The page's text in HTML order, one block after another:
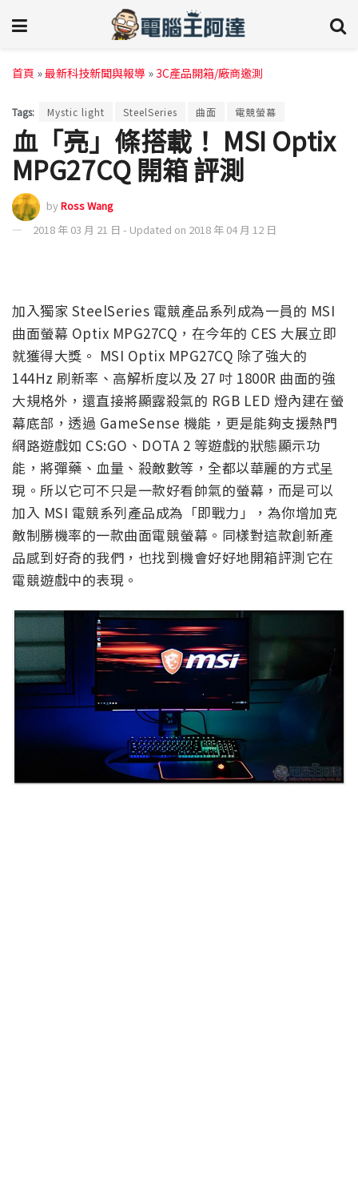
首頁 »最新科技新聞與報導 »3C產品開箱/廠商邀測
Tags: Mystic light SteelSeries 曲面 電競螢幕
血「亮」條搭載！ MSI Optix
MPG27CQ 開箱 評測
byRoss Wang
2018 年 03 月 21 日 - Updated on 2018 年 04 月 12 日
加入獨家 SteelSeries 電競產品系列成為一員的 MSI
曲面螢幕 Optix MPG27CQ，在今年的 CES 大展立即
就獲得大獎。 MSI Optix MPG27CQ 除了強大的
144Hz 刷新率、高解析度以及 27 吋 1800R 曲面的強
大規格外，還直接將顯露殺氣的 RGB LED 燈內建在螢
幕底部，透過 GameSense 機能，更是能夠支援熱門
網路遊戲如 CS:GO、DOTA 2 等遊戲的狀態顯示功
能，將彈藥、血量、殺敵數等，全都以華麗的方式呈
現。所以它可不只是一款好看帥氣的螢幕，而是可以
加入 MSI 電競系列產品成為「即戰力」，為你增加克
敵制勝機率的一款曲面電競螢幕。同樣對這款創新產
品感到好奇的我們，也找到機會好好地開箱評測它在
電競遊戲中的表現。